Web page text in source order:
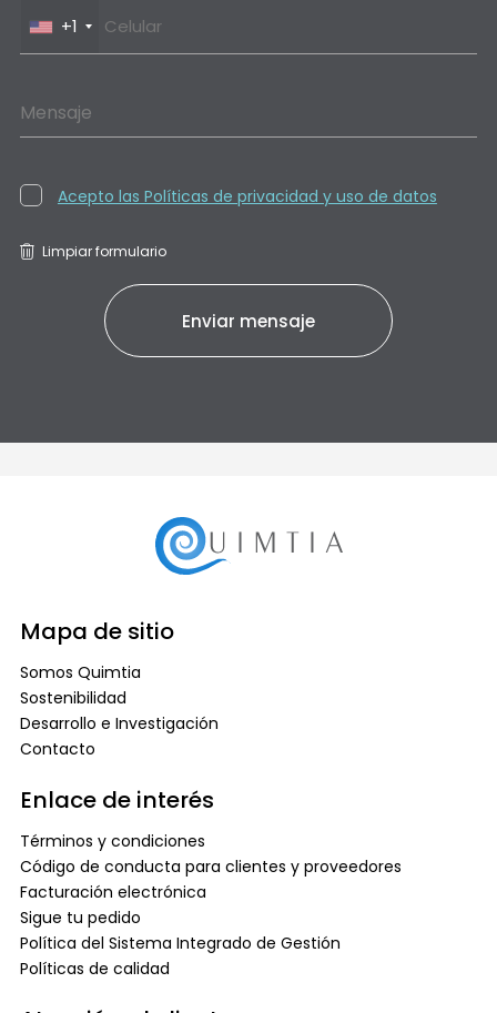
+1
Mensaje
Acepto las Políticas de privacidad y uso de datos
Limpiar formulario
Mapa de sitio
Somos Quimtia
Sostenibilidad
Desarrollo e Investigación
Contacto
Enlace de interés
Términos y condiciones
Código de conducta para clientes y proveedores
Facturación electrónica
Sigue tu pedido
Política del Sistema Integrado de Gestión
Políticas de calidad